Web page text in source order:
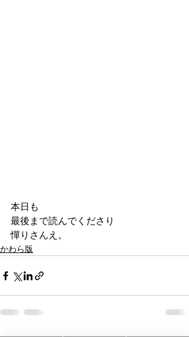
本日も
最後まで読んでくださり
憚りさんえ。
かわら版